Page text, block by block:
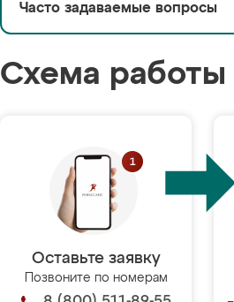
Часто задаваемые вопросы
Схема работы
Оставьте заявку
Позвоните по номерам